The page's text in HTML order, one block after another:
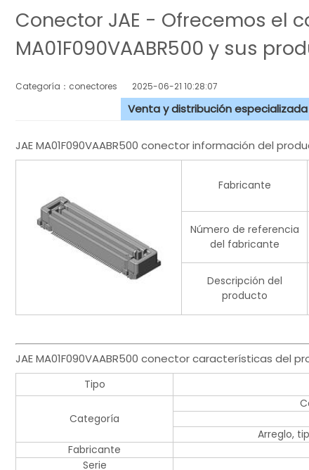
Conector JAE - Ofrecemos el
MA01F090VAABR500 y sus
Categoría：conectores 2025-06-21 10:28:07
Venta y distribución
JAE MA01F090VAABR500 conector información del
Fabricante
Número de referencia
del fabricante
Descripción del
producto
JAE MA01F090VAABR500 conector características del
Tipo
Categoría
Arreglo,
Fabricante
Serie